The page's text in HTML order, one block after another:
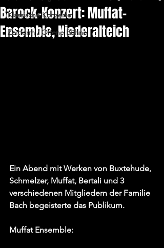
Klassische Konzerte
Zeitform / Offene Bühne
Barock-Konzert: Muffat-
Ensemble, Niederalteich
Ein Abend mit Werken von Buxtehude,
Schmelzer, Muffat, Bertali und 3
verschiedenen Mitgliedern der Familie
Bach begeisterte das Publikum.
Muffat Ensemble: